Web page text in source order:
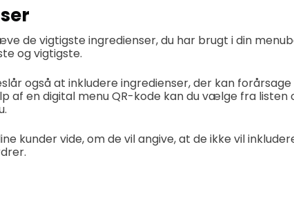
de vigtigste ingredienser, du har brugt i din
og vigtigste.
også at inkludere ingredienser, der kan
af en digital menu QR-kode kan du vælge fra listen
kunder vide, om de vil angive, at de ikke vil